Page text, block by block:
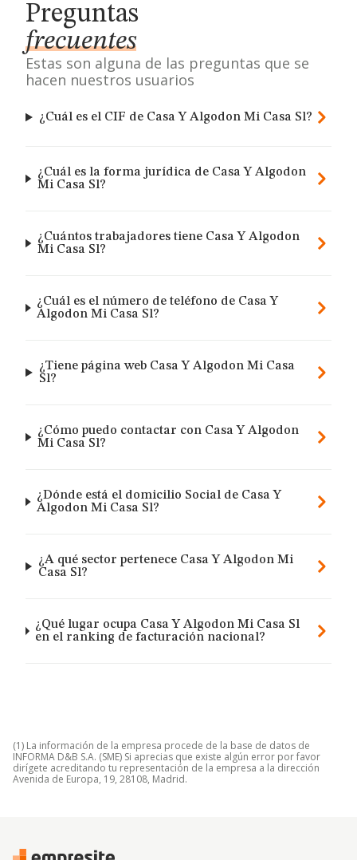
Preguntas
frecuentes
Estas son alguna de las preguntas que se
hacen nuestros usuarios
¿Cuál es el CIF de Casa Y Algodon Mi Casa Sl?
¿Cuál es la forma jurídica de Casa Y Algodon
Mi Casa Sl?
¿Cuántos trabajadores tiene Casa Y Algodon
Mi Casa Sl?
¿Cuál es el número de teléfono de Casa Y
Algodon Mi Casa Sl?
¿Tiene página web Casa Y Algodon Mi Casa
Sl?
¿Cómo puedo contactar con Casa Y Algodon
Mi Casa Sl?
¿Dónde está el domicilio Social de Casa Y
Algodon Mi Casa Sl?
¿A qué sector pertenece Casa Y Algodon Mi
Casa Sl?
¿Qué lugar ocupa Casa Y Algodon Mi Casa Sl
en el ranking de facturación nacional?
(1) La información de la empresa procede de la base de datos de
INFORMA D&B S.A. (SME) Si aprecias que existe algún error por favor
dirígete acreditando tu representación de la empresa a la dirección
Avenida de Europa, 19, 28108, Madrid.